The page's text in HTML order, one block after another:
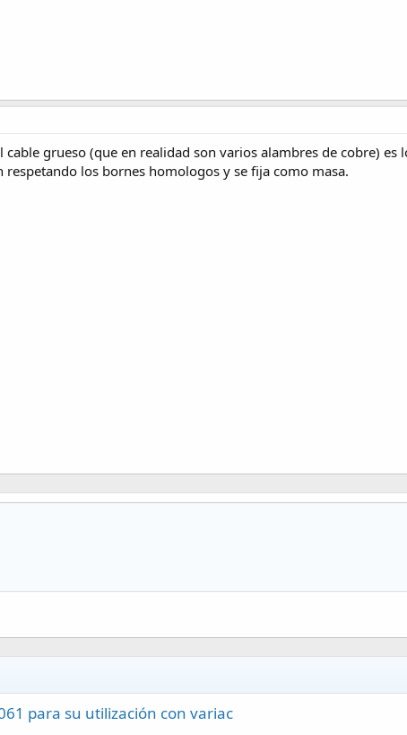
cable grueso (que en realidad son varios alambres de cobre)
respetando los bornes homologos y se fija como masa.
para su utilización con variac